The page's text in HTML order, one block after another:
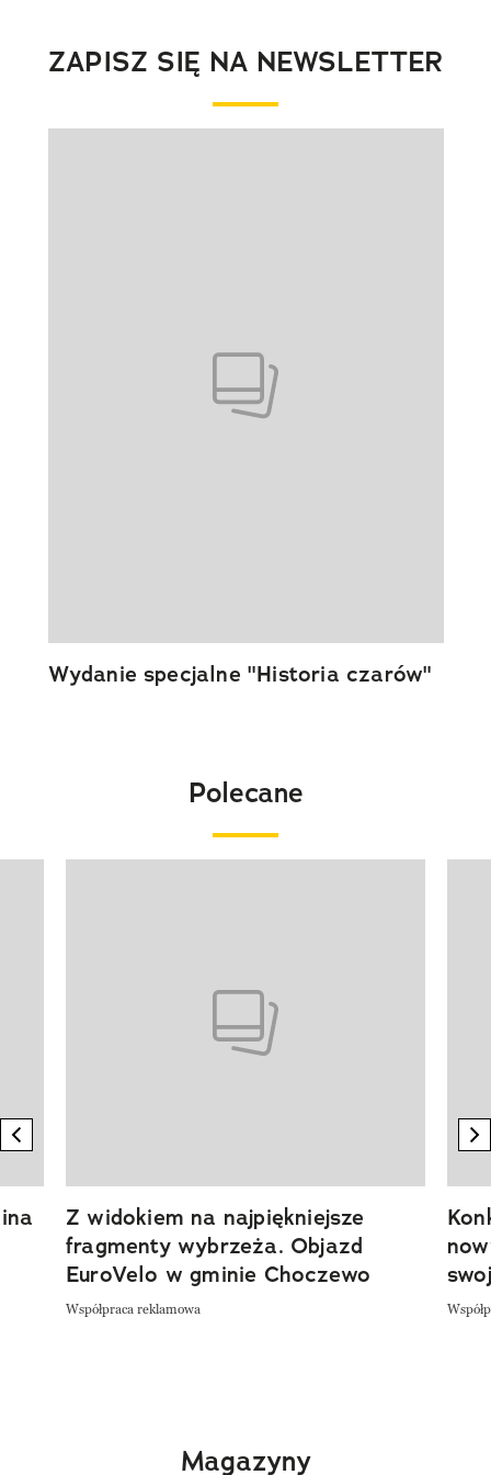
ZAPISZ SIĘ NA NEWSLETTER
Wydanie specjalne "Historia czarów"
Polecane
previous element
Z widokiem na najpiękniejsze
fragmenty wybrzeża. Objazd
EuroVelo w gminie Choczewo
Współpraca reklamowa
Magazyny